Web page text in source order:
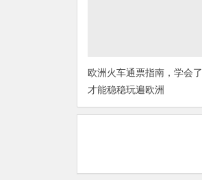
欧洲火车通票指南，学会了
才能稳稳玩遍欧洲